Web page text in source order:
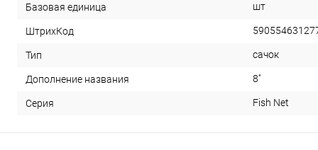
Базовая единица шт
ШтрихКод
Тип сачок
Дополнение названия 8''
Серия Fish Net